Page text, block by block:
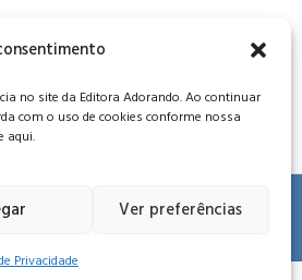
no site da Editora Adorando. Ao continuar
com o uso de cookies conforme nossa
aqui.
Ver preferências
Privacidade